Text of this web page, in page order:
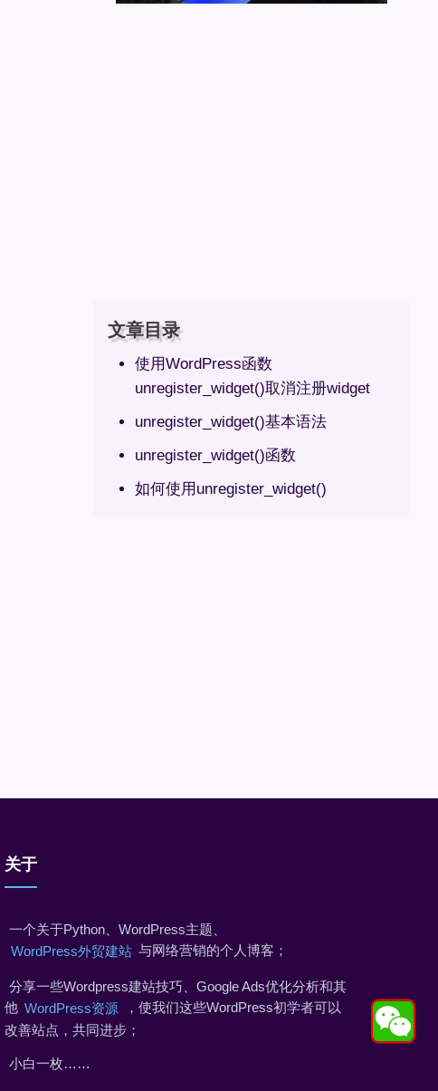
文章目录
使用WordPress函数
unregister_widget()取消注册widget
unregister_widget()基本语法
unregister_widget()函数
如何使用unregister_widget()
关于
一个关于Python、WordPress主题、
WordPress外贸建站 与网络营销的个人博客；
分享一些Wordpress建站技巧、Google Ads优化分析和其
他 WordPress资源
，使我们这些WordPress初学者可以
改善站点，共同进步；
小白一枚……